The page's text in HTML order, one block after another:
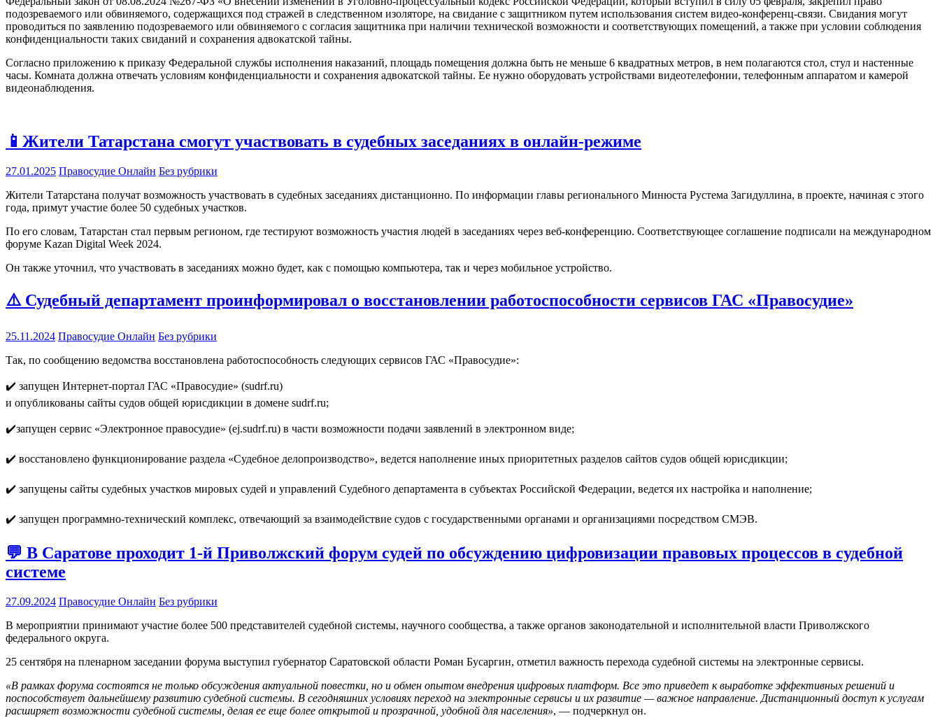
подозреваемого или обвиняемого, содержащихся под стражей в следственном изоляторе, на свидание с защитником путем использования систем видео-конференц-связи. Свидания могут
проводиться по заявлению подозреваемого или обвиняемого с согласия защитника при наличии технической возможности и соответствующих помещений, а также при условии соблюдения
конфиденциальности таких свиданий и сохранения адвокатской тайны.
Согласно приложению к приказу Федеральной службы исполнения наказаний, площадь помещения должна быть не меньше 6 квадратных метров, в нем полагаются стол, стул и настенные
часы. Комната должна отвечать условиям конфиденциальности и сохранения адвокатской тайны. Ее нужно оборудовать устройствами видеотелефонии, телефонным аппаратом и камерой
видеонаблюдения.
📱Жители Татарстана смогут участвовать в судебных заседаниях в онлайн-режиме
27.01.2025 Правосудие Онлайн Без рубрики
Жители Татарстана получат возможность участвовать в судебных заседаниях дистанционно. По информации главы регионального Минюста Рустема Загидуллина, в проекте, начиная с этого
года, примут участие более 50 судебных участков.
По его словам, Татарстан стал первым регионом, где тестируют возможность участия людей в заседаниях через веб-конференцию. Соответствующее соглашение подписали на международном
форуме Kazan Digital Week 2024.
Он также уточнил, что участвовать в заседаниях можно будет, как с помощью компьютера, так и через мобильное устройство.
⚠️ Судебный департамент проинформировал о восстановлении работоспособности сервисов ГАС «Правосудие»
25.11.2024 Правосудие Онлайн Без рубрики
Так, по сообщению ведомства восстановлена работоспособность следующих сервисов ГАС «Правосудие»:
✔️ запущен Интернет-портал ГАС «Правосудие» (sudrf.ru)
и опубликованы сайты судов общей юрисдикции в домене sudrf.ru;
✔️запущен сервис «Электронное правосудие» (ej.sudrf.ru) в части возможности подачи заявлений в электронном виде;
✔️ восстановлено функционирование раздела «Судебное делопроизводство», ведется наполнение иных приоритетных разделов сайтов судов общей юрисдикции;
✔️ запущены сайты судебных участков мировых судей и управлений Судебного департамента в субъектах Российской Федерации, ведется их настройка и наполнение;
✔️ запущен программно-технический комплекс, отвечающий за взаимодействие судов с государственными органами и организациями посредством СМЭВ.
💬 В Саратове проходит 1-й Приволжский форум судей по обсуждению цифровизации правовых процессов в судебной
системе
27.09.2024 Правосудие Онлайн Без рубрики
В мероприятии принимают участие более 500 представителей судебной системы, научного сообщества, а также органов законодательной и исполнительной власти Приволжского
федерального округа.
25 сентября на пленарном заседании форума выступил губернатор Саратовской области Роман Бусаргин, отметил важность перехода судебной системы на электронные сервисы.
«В рамках форума состоятся не только обсуждения актуальной повестки, но и обмен опытом внедрения цифровых платформ. Все это приведет к выработке эффективных решений и
поспособствует дальнейшему развитию судебной системы. В сегодняшних условиях переход на электронные сервисы и их развитие — важное направление. Дистанционный доступ к услугам
расширяет возможности судебной системы, делая ее еще более открытой и прозрачной, удобной для населения», — подчеркнул он.